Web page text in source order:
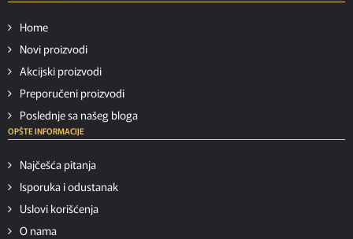
Home
Novi proizvodi
Akcijski proizvodi
Preporučeni proizvodi
Poslednje sa našeg bloga
OPŠTE INFORMACIJE
Najčešća pitanja
Isporuka i odustanak
Uslovi korišćenja
O nama